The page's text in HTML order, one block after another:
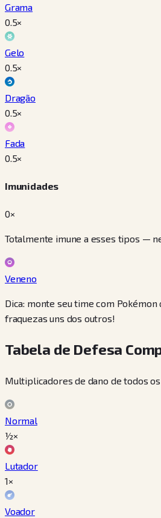
Grama
0.5×
Gelo
0.5×
Dragão
0.5×
Fada
0.5×
Imunidades
0×
Totalmente imune a esses tipos —
Veneno
Dica: monte seu time com Pokémon
fraquezas uns dos outros!
Tabela de Defesa
Multiplicadores de dano de todos
Normal
½×
Lutador
1×
Voador